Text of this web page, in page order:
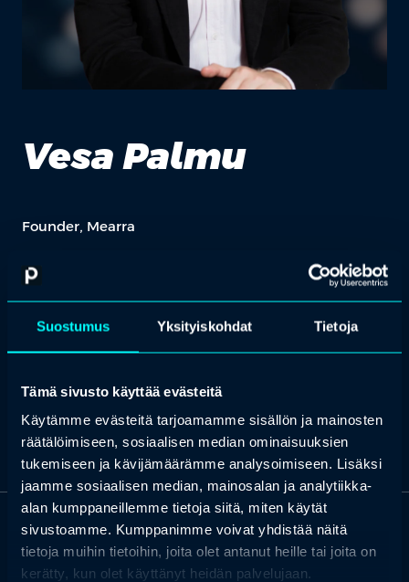
Suostumus Yksityiskohdat Tietoja
Tämä sivusto käyttää evästeitä
Käytämme evästeitä tarjoamamme sisällön ja mainosten
räätälöimiseen, sosiaalisen median ominaisuuksien
tukemiseen ja kävijämäärämme analysoimiseen. Lisäksi
jaamme sosiaalisen median, mainosalan ja analytiikka-
alan kumppaneillemme tietoja siitä, miten käytät
sivustoamme. Kumppanimme voivat yhdistää näitä
tietoja muihin tietoihin, joita olet antanut heille tai joita on
kerätty, kun olet käyttänyt heidän palvelujaan.
Vesa Palmu
Founder, Mearra
Vesa Palmu
has spent his career at the intersection of human
behavior, computer science, and business—co-founding the
agency Satama Interactive and later building his own agile
a book on the Mearra Method and pursuing a PhD on the same
OTA YHTEYTTÄ
Keilaranta 1 A, 02150 Espoo